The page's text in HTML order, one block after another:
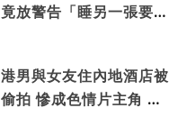
竟放警告「睡另一張要加
港男與女友住內地酒店被
偷拍 慘成色情片主角 鏡